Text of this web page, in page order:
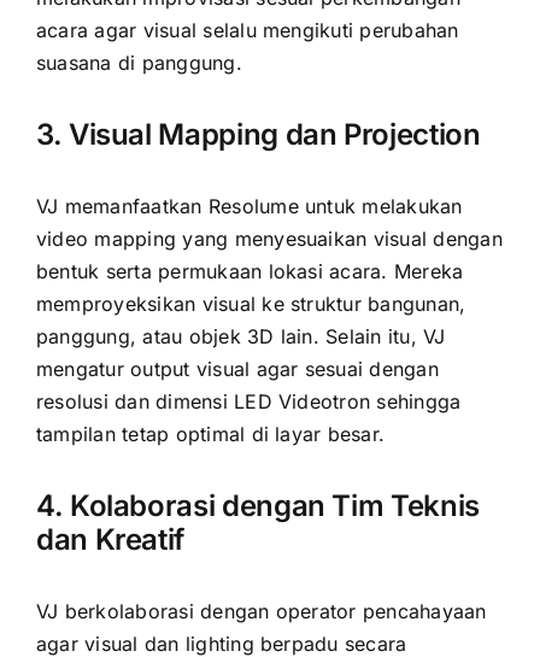
acara agar visual selalu mengikuti perubahan
suasana di panggung.
3. Visual Mapping dan Projection
VJ memanfaatkan Resolume untuk melakukan
video mapping yang menyesuaikan visual dengan
bentuk serta permukaan lokasi acara. Mereka
memproyeksikan visual ke struktur bangunan,
panggung, atau objek 3D lain. Selain itu, VJ
mengatur output visual agar sesuai dengan
resolusi dan dimensi LED Videotron sehingga
tampilan tetap optimal di layar besar.
4. Kolaborasi dengan Tim Teknis
dan Kreatif
VJ berkolaborasi dengan operator pencahayaan
agar visual dan lighting berpadu secara